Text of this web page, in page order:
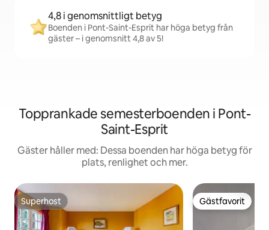
4,8 i genomsnittligt betyg
Boenden i Pont-Saint-Esprit har höga betyg från
gäster – i genomsnitt 4,8 av 5!
Topprankade semesterboenden i Pont-
Saint-Esprit
Gäster håller med: Dessa boenden har höga betyg för
plats, renlighet och mer.
Superhost
Superhost Gästfavorit
Gästfavorit